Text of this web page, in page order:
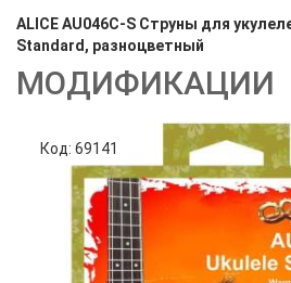
ALICE AU046C-S Струны для
Standard, разноцветный
МОДИФИКАЦИИ
Код: 69141